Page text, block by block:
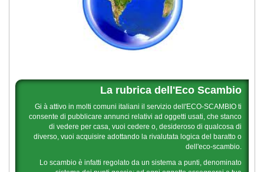
La rubrica dell'Eco Scambio
Gi à attivo in molti comuni italiani il servizio dell'ECO-SCAMBIO ti
consente di pubblicare annunci relativi ad oggetti usati, che stanco
di vedere per casa, vuoi cedere o, desideroso di qualcosa di
diverso, vuoi acquisire adottando la rivalutata logica del baratto o
dell'eco-scambio.
Lo scambio è infatti regolato da un sistema a punti, denominato